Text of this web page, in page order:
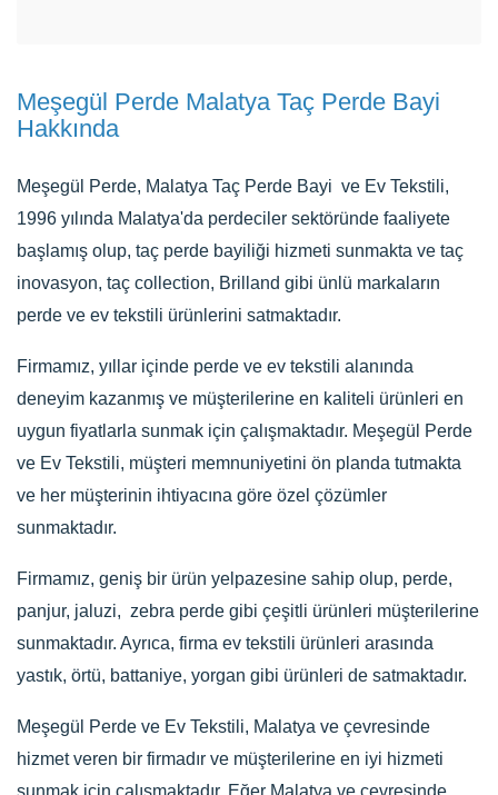
Meşegül Perde Malatya Taç Perde Bayi
Hakkında
Meşegül Perde, Malatya Taç Perde Bayi ve Ev Tekstili,
1996 yılında Malatya'da perdeciler sektöründe faaliyete
başlamış olup, taç perde bayiliği hizmeti sunmakta ve taç
inovasyon, taç collection, Brilland gibi ünlü markaların
perde ve ev tekstili ürünlerini satmaktadır.
Firmamız, yıllar içinde perde ve ev tekstili alanında
deneyim kazanmış ve müşterilerine en kaliteli ürünleri en
uygun fiyatlarla sunmak için çalışmaktadır. Meşegül Perde
ve Ev Tekstili, müşteri memnuniyetini ön planda tutmakta
ve her müşterinin ihtiyacına göre özel çözümler
sunmaktadır.
Firmamız, geniş bir ürün yelpazesine sahip olup, perde,
panjur, jaluzi, zebra perde gibi çeşitli ürünleri müşterilerine
sunmaktadır. Ayrıca, firma ev tekstili ürünleri arasında
yastık, örtü, battaniye, yorgan gibi ürünleri de satmaktadır.
Meşegül Perde ve Ev Tekstili, Malatya ve çevresinde
hizmet veren bir firmadır ve müşterilerine en iyi hizmeti
sunmak için çalışmaktadır. Eğer Malatya ve çevresinde